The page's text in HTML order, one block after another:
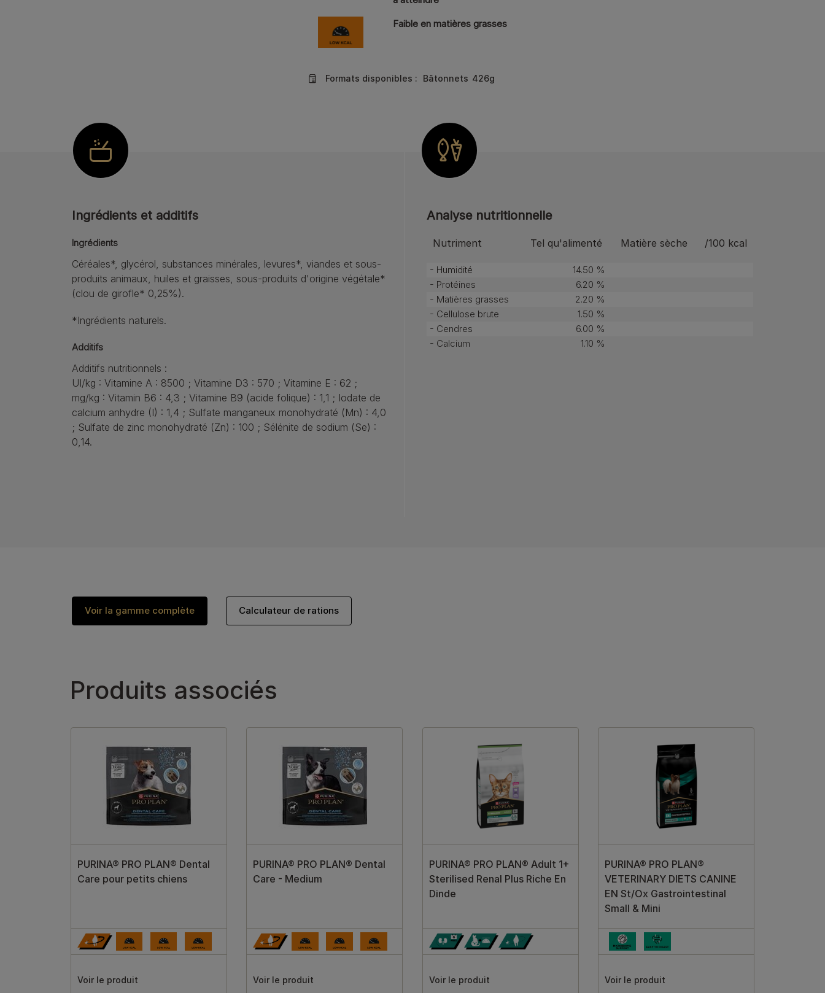
Faible en matières grasses
Formats disponibles : Bâtonnets 426g
Ingrédients et additifs
Ingrédients
Céréales*, glycérol, substances minérales, levures*, viandes et sous-
produits animaux, huiles et graisses, sous-produits d'origine végétale*
(clou de girofle* 0,25%).
*Ingrédients naturels.
Additifs
Additifs nutritionnels :
UI/kg : Vitamine A : 8500 ; Vitamine D3 : 570 ; Vitamine E : 62 ;
mg/kg : Vitamin B6 : 4,3 ; Vitamine B9 (acide folique) : 1,1 ; Iodate de
calcium anhydre (I) : 1,4 ; Sulfate manganeux monohydraté (Mn) : 4,0
; Sulfate de zinc monohydraté (Zn) : 100 ; Sélénite de sodium (Se) :
0,14.
Analyse nutritionnelle
Nutriment Tel qu'alimenté Matière sèche /100 kcal
- Humidité
14.50 %
- Protéines
6.20 %
- Matières grasses
2.20 %
- Cellulose brute
1.50 %
- Cendres
6.00 %
- Calcium
1.10 %
Voir la gamme complète Calculateur de rations
Produits associés
PURINA® PRO PLAN® Dental
Care pour petits chiens
Voir le produit
PURINA® PRO PLAN® Dental
Care - Medium
Voir le produit
PURINA® PRO PLAN® Adult 1+
Sterilised Renal Plus Riche En
Dinde
Voir le produit
PURINA® PRO PLAN®
VETERINARY DIETS CANINE
EN St/Ox Gastrointestinal
Small & Mini
Voir le produit